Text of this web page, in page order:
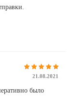
21.08.2021
было